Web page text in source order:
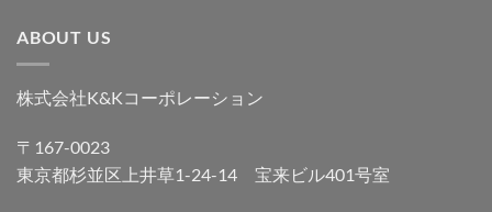
ABOUT US
株式会社K&Kコーポレーション
〒167-0023
東京都杉並区上井草1-24-14 宝来ビル401号室